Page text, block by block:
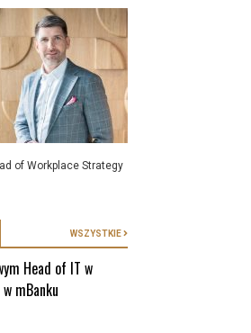
of Workplace Strategy
WSZYSTKIE
Head of IT w
mBanku